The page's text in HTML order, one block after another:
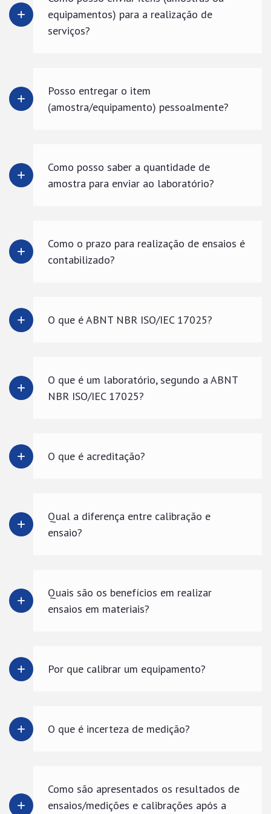
equipamentos) para a realização de
serviços?
Posso entregar o item
(amostra/equipamento) pessoalmente?
Como posso saber a quantidade de
amostra para enviar ao laboratório?
Como o prazo para realização de ensaios é
contabilizado?
O que é ABNT NBR ISO/IEC 17025?
O que é um laboratório, segundo a ABNT
NBR ISO/IEC 17025?
O que é acreditação?
Qual a diferença entre calibração e
ensaio?
Quais são os benefícios em realizar
ensaios em materiais?
Por que calibrar um equipamento?
O que é incerteza de medição?
Como são apresentados os resultados de
ensaios/medições e calibrações após a